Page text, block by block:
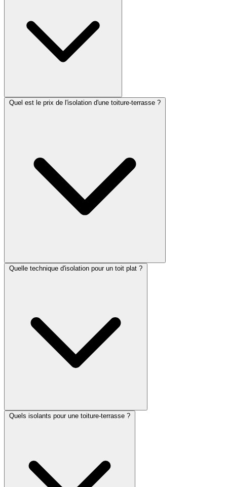
Quel est le prix de l'isolation d'une toiture-terrasse ?
Quelle technique d'isolation pour un toit plat ?
Quels isolants pour une toiture-terrasse ?